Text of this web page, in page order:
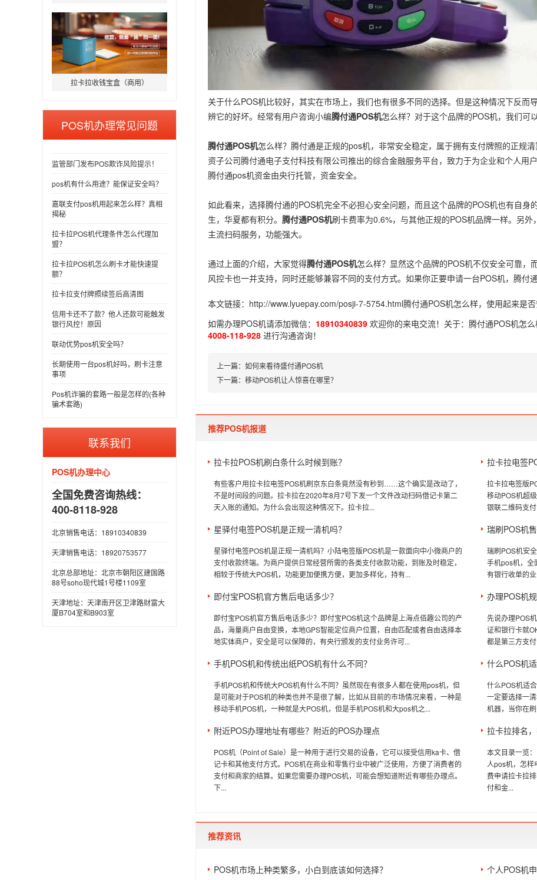
拉卡拉收钱宝盒（商用）
POS机办理常见问题
监管部门发布POS欺诈风险提示！
pos机有什么用途？能保证安全吗？
嘉联支付pos机用起来怎么样？真相
揭秘
拉卡拉POS机代理条件怎么代理加
盟？
拉卡拉POS机怎么刷卡才能快速提
额？
拉卡拉支付牌照续签后高清图
信用卡还不了款？他人还款可能触发
银行风控！原因
联动优势pos机安全吗？
长期使用一台pos机好吗，刷卡注意
事项
Pos机诈骗的套路一般是怎样的(各种
骗术套路)
联系我们
POS机办理中心
全国免费咨询热线：
400-8118-928
北京销售电话：18910340839
天津销售电话：18920753577
北京总部地址：北京市朝阳区建国路
88号soho现代城1号楼1109室
天津地址：天津南开区卫津路财富大
厦B704室和B903室
关于什么POS机比较好，其实在市场上，我们也有很多不同的选择。但是这种情况下反
辨它的好坏。经常有用户咨询小编腾付通POS机怎么样？对于这个品牌的POS机，我们可
腾付通POS机怎么样？腾付通是正规的pos机，非常安全稳定，属于拥有支付牌照的正规
资子公司腾付通电子支付科技有限公司推出的综合金融服务平台，致力于为企业和个人用
腾付通pos机资金由央行托管，资金安全。
如此看来，选择腾付通的POS机完全不必担心安全问题，而且这个品牌的POS机也有自身
生，华夏都有积分。 腾付通POS机刷卡费率为0.6%，与其他正规的POS机品牌一样。另
主流扫码服务，功能强大。
通过上面的介绍，大家觉得腾付通POS机怎么样？显然这个品牌的POS机不仅安全可靠，
风控卡也一并支持，同时还能够兼容不同的支付方式。如果你正要申请一台POS机，腾付
本文链接： http://www.lyuepay.com/posji-7-5754.html腾付通POS机怎么样，使用起来是
如需办理POS机请添加微信： 18910340839 欢迎你的来电交流！关于： 腾付通POS机怎
4008-118-928 进行沟通咨询！
上一篇： 如何来看待盛付通POS机
下一篇： 移动POS机让人惊喜在哪里？
推荐POS机报道
拉卡拉POS机刷白条什么时候到账？
有些客户用拉卡拉电签POS机刷京东白条竟然没有秒到……这个确实是改动了，
不是时间段的问题。拉卡拉在2020年8月7号下发一个文件改动扫码借记卡第二
天入账的通知。为什么会出现这种情况下。拉卡拉...
拉卡拉电签
拉卡拉电签版
移动POS机超
银联二维码支
星驿付电签POS机是正规一清机吗？
星驿付电签POS机是正规一清机吗？小陆电签版POS机是一款面向中小微商户的
支付收款终端。为商户提供日常经营所需的各类支付收款功能，到账及时稳定，
相较于传统大POS机，功能更加便携方便，更加多样化，持有...
瑞刷POS机
瑞刷POS机安
手机pos机，全
有银行收单的
即付宝POS机官方售后电话多少？
即付宝POS机官方售后电话多少？即付宝POS机这个品牌是上海点佰趣公司的产
品，海量商户自由变换，本地GPS智能定位商户位置，自由匹配或者自由选择本
地实体商户，安全是可以保障的，有央行颁发的支付业务许可...
办理POS机
先说办理POS
证和银行卡就
都是第三方支
手机POS机和传统出纸POS机有什么不同？
手机POS机和传统大POS机有什么不同？虽然现在有很多人都在使用pos机，但
是可能对于POS机的种类也并不是很了解，比如从目前的市场情况来看，一种是
移动手机POS机，一种就是大POS机，但是手机POS机和大pos机之...
什么POS机
什么POS机适
一定要选择一
机器，当你在
附近POS办理地址有哪些？附近的POS办理点
POS机（Point of Sale）是一种用于进行交易的设备，它可以接受信用ka卡、借
记卡和其他支付方式。POS机在商业和零售行业中被广泛使用，方便了消费者的
支付和商家的结算。如果您需要办理POS机，可能会想知道附近有哪些办理点。
下...
拉卡拉排名
本文目录一览
人pos机，怎样
费申请拉卡拉
付和金...
推荐资讯
POS机市场上种类繁多，小白到底该如何选择？ 个人POS机